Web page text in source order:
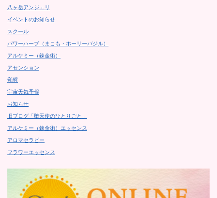
八ヶ岳アンジェリ
イベントのお知らせ
スクール
パワーハーブ（まこも・ホーリーバジル）
アルケミー（錬金術）
アセンション
覚醒
宇宙天気予報
お知らせ
旧ブログ「堕天使のひとりごと」
アルケミー（錬金術）エッセンス
アロマセラピー
フラワーエッセンス